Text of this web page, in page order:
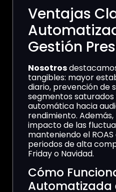
Ventajas
Gestión
Nosotros
tangibles: mayor
diario, prevención de
segmentos saturados
automática hacia
rendimiento.
impacto de las
manteniendo el
periodos de alta
Friday o Navidad.
Cómo
Automatizada